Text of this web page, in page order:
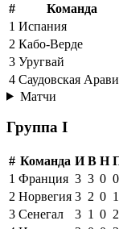
# Команда
1 Испания
2 Кабо-Верде
3 Уругвай
4 Саудовская
Матчи
Группа I
# Команда И В Н
1 Франция 3 3 0 0
2 Норвегия 3 2 0 1
3 Сенегал 3 1 0 2